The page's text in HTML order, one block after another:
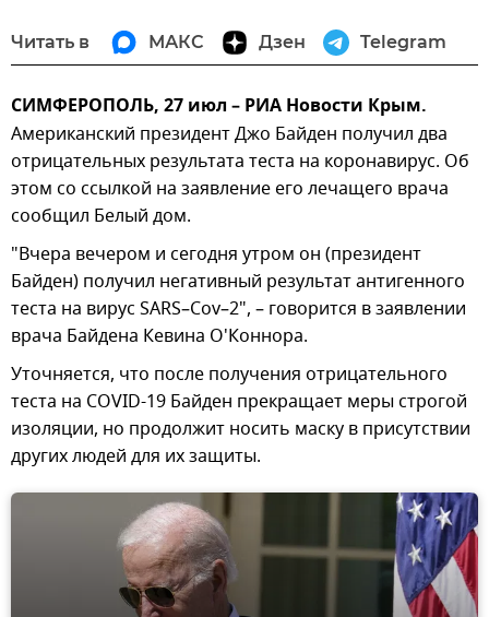
Читать в МАКС Дзен Telegram
СИМФЕРОПОЛЬ, 27 июл – РИА Новости Крым.
Американский президент Джо Байден получил два
отрицательных результата теста на коронавирус. Об
этом со ссылкой на заявление его лечащего врача
сообщил Белый дом.
"Вчера вечером и сегодня утром он (президент
Байден) получил негативный результат антигенного
теста на вирус SARS–Cov–2", – говорится в заявлении
врача Байдена Кевина О'Коннора.
Уточняется, что после получения отрицательного
теста на COVID-19 Байден прекращает меры строгой
изоляции, но продолжит носить маску в присутствии
других людей для их защиты.